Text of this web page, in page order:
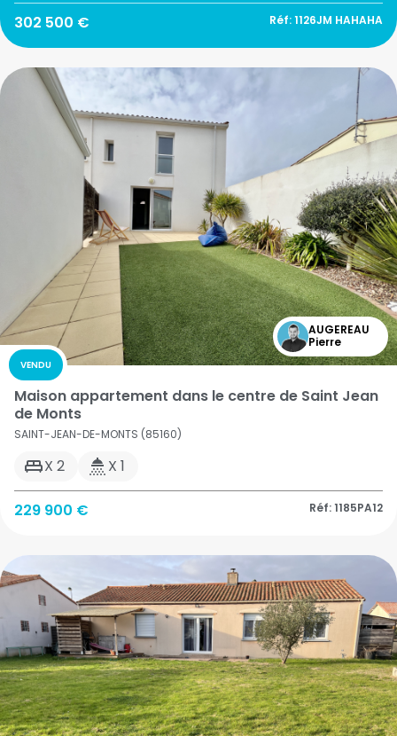
302 500 € Réf: 1126JM HAHAHA
Maison appartement dans le centre de Saint Jean
de Monts
SAINT-JEAN-DE-MONTS (85160)
X 2 X 1
229 900 € Réf: 1185PA12
VENDU
AUGEREAU
Pierre